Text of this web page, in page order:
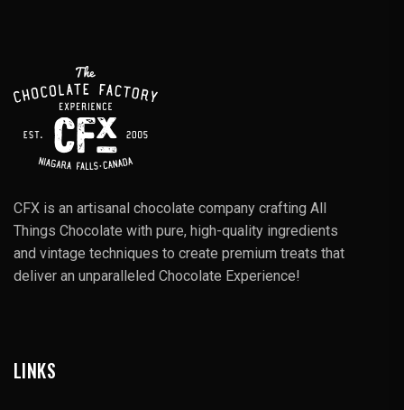
CFX is an artisanal chocolate company crafting All
Things Chocolate with pure, high-quality ingredients
and vintage techniques to create premium treats that
deliver an unparalleled Chocolate Experience!
LINKS